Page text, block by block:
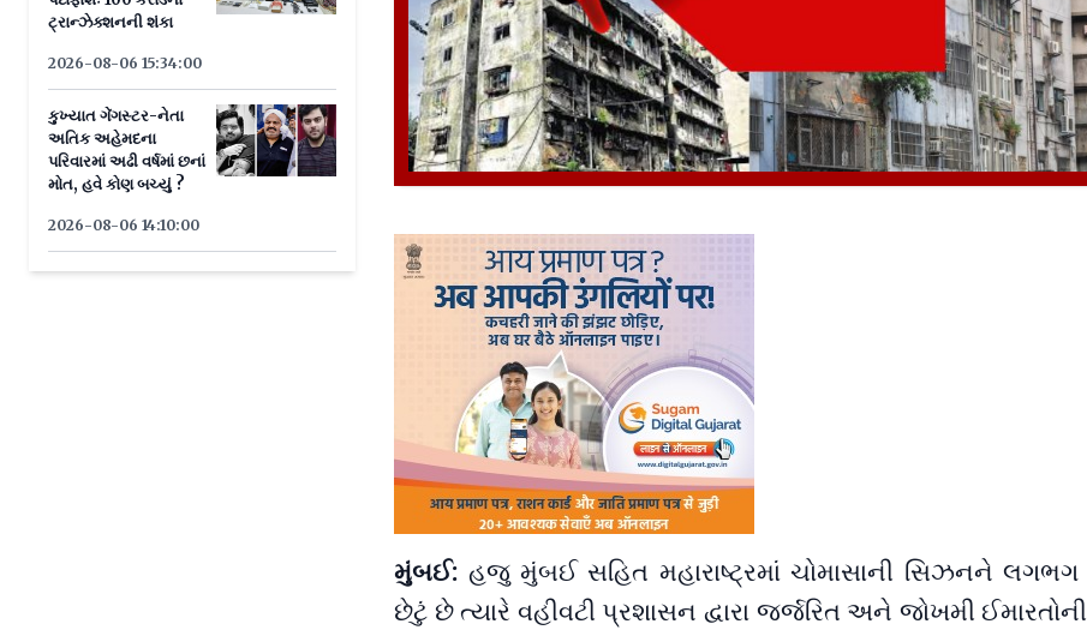
ટ્રાન્ઝેક્શનની શંકા
2026-08-06 15:34:00
કુખ્યાત ગેંગસ્ટર-નેતા
અતિક અહેમદના
પરિવારમાં અઢી વર્ષમાં છનાં
મોત, હવે કોણ બચ્યું ?
2026-08-06 14:10:00
મુંબઈ: હજુ મુંબઈ સહિત મહારાષ્ટ્રમાં ચોમાસાની સિઝનને લગભગ
છેટું છે ત્યારે વહીવટી પ્રશાસન દ્વારા જર્જરિત અને જોખમી